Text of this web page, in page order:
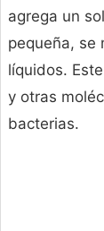
agrega un
pequeña, se
líquidos.
y otras
bacterias.